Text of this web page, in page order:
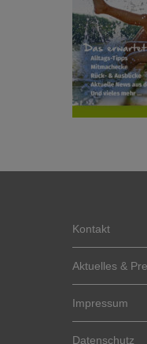
Kontakt
Aktuelles &
Impressum
Datenschutz